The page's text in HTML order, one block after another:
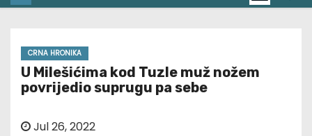
CRNA HRONIKA
U Milešićima kod Tuzle muž nožem
povrijedio suprugu pa sebe
Jul 26, 2022